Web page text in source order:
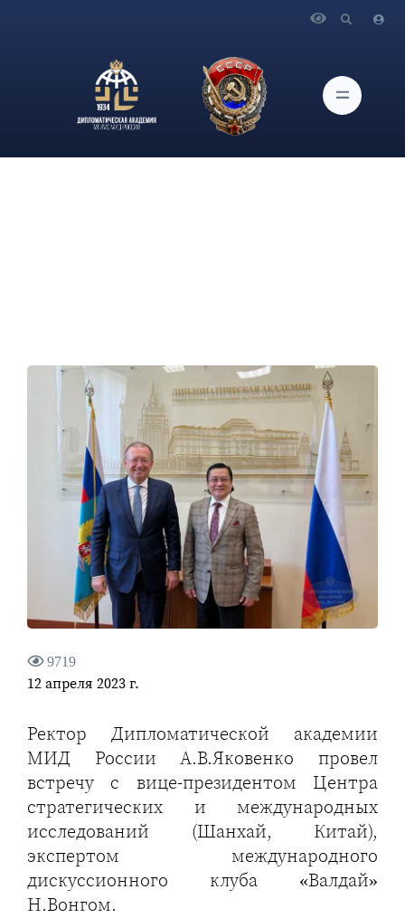
Центра стратегических и международных исследований
9719
12 апреля 2023 г.
Ректор Дипломатической академии
МИД России А.В.Яковенко провел
встречу с вице-президентом Центра
стратегических и международных
исследований (Шанхай, Китай),
экспертом международного
дискуссионного клуба «Валдай»
Н.Вонгом.